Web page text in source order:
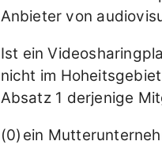
Anbieter von
Ist ein
nicht im
Absatz 1 derjenige
ein